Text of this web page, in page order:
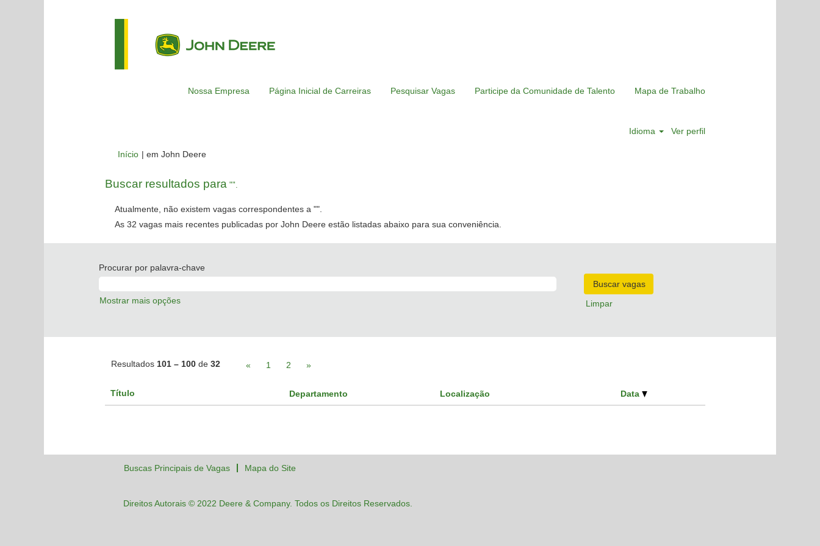
Nossa Empresa Página Inicial de Carreiras Pesquisar Vagas Participe da Comunidade de Talento Mapa de Trabalho
Idioma Ver perfil
Início | em John Deere(página
Buscar resultados para "".
Atualmente, não existem vagas correspondentes a "".
As 32 vagas mais recentes publicadas por John Deere estão listadas abaixo para sua conveniência.
Procurar por palavra-chave
Mostrar mais opções Limpar
Resultados 101 – 100 de 32 « 1 2 »
Título Departamento Localização Data
Buscas Principais de Vagas Mapa do Site
Direitos Autorais © 2022 Deere & Company. Todos os Direitos Reservados.